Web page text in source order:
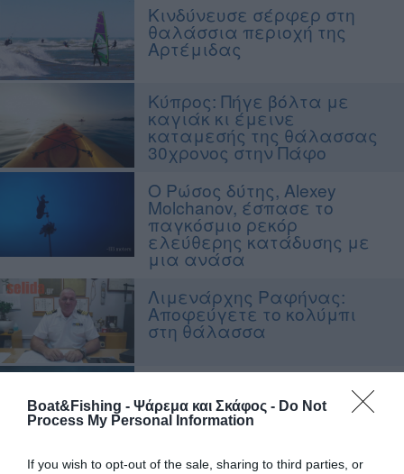
Boat&Fishing - Ψάρεμα και Σκάφος - Do Not
Process My Personal Information
If you wish to opt-out of the sale, sharing to third parties, or
Κινδύνευσε σέρφερ στη
θαλάσσια περιοχή της
Αρτέμιδας
Κύπρος: Πήγε βόλτα με
καγιάκ κι έμεινε
καταμεσής της θάλασσας
30χρονος στην Πάφο
Ο Ρώσος δύτης, Alexey
Molchanov, έσπασε το
παγκόσμιο ρεκόρ
ελεύθερης κατάδυσης με
μια ανάσα
Λιμενάρχης Ραφήνας:
Αποφεύγετε το κολύμπι
στη θάλασσα
ποια αθλήματα
εξαιρούνται από το